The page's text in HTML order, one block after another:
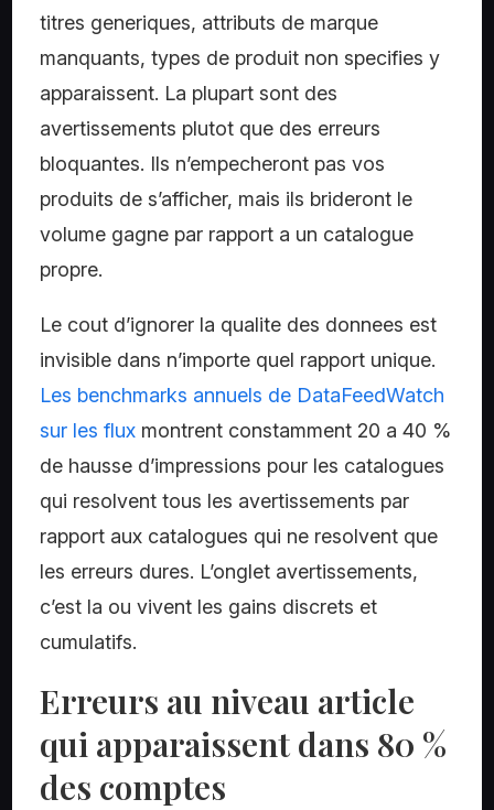
titres generiques, attributs de marque
manquants, types de produit non specifies y
apparaissent. La plupart sont des
avertissements plutot que des erreurs
bloquantes. Ils n’empecheront pas vos
produits de s’afficher, mais ils brideront le
volume gagne par rapport a un catalogue
propre.
Le cout d’ignorer la qualite des donnees est
invisible dans n’importe quel rapport unique.
Les benchmarks annuels de DataFeedWatch
sur les flux montrent constamment 20 a 40 %
de hausse d’impressions pour les catalogues
qui resolvent tous les avertissements par
rapport aux catalogues qui ne resolvent que
les erreurs dures. L’onglet avertissements,
c’est la ou vivent les gains discrets et
cumulatifs.
Erreurs au niveau article
qui apparaissent dans 80 %
des comptes